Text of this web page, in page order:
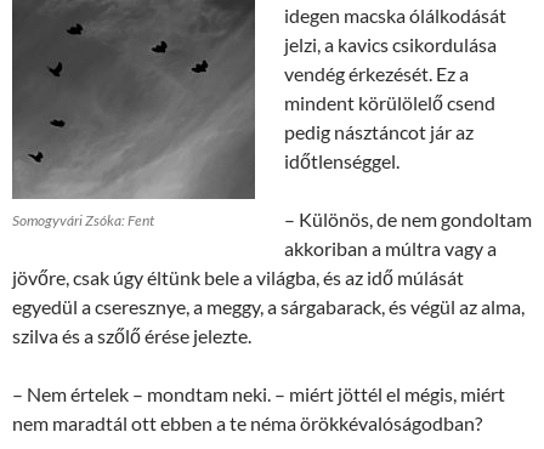
Somogyvári Zsóka: Fent
idegen macska ólálkodását
jelzi, a kavics csikordulása
vendég érkezését. Ez a
mindent körülölelő csend
pedig násztáncot jár az
időtlenséggel.
– Különös, de nem gondoltam
akkoriban a múltra vagy a
jövőre, csak úgy éltünk bele a világba, és az idő múlását
egyedül a cseresznye, a meggy, a sárgabarack, és végül az alma,
szilva és a szőlő érése jelezte.
– Nem értelek – mondtam neki. – miért jöttél el mégis, miért
nem maradtál ott ebben a te néma örökkévalóságodban?